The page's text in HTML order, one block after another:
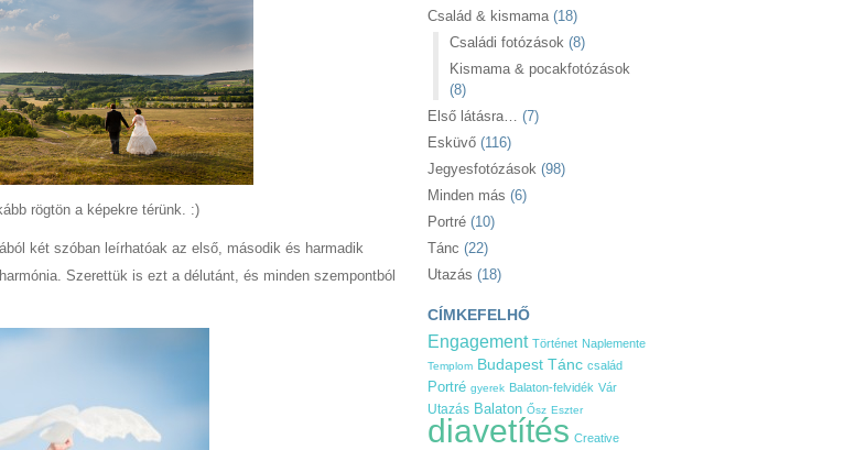
rögtön a képekre térünk. :)
két szóban leírhatóak az első, második és harmadik
Szerettük is ezt a délutánt, és minden szempontból
Család & kismama(18)
Családi fotózások (8)
Kismama & pocakfotózások
(8)
Első látásra… (7)
Esküvő (116)
Jegyesfotózások (98)
Minden más (6)
Portré (10)
Tánc (22)
Utazás (18)
CÍMKEFELHŐ
Engagement Történet Naplemente
Templom Budapest Tánc család
Portré gyerek Balaton-felvidék Vár
Utazás Balaton Ősz Eszter
diavetítés Creative